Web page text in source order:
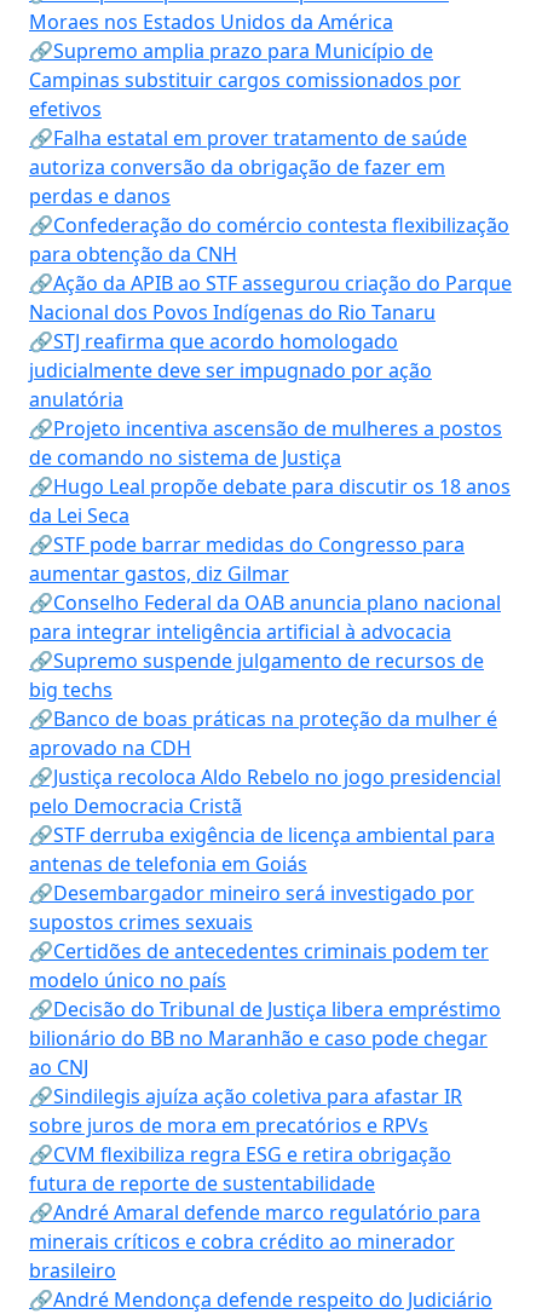
Moraes nos Estados Unidos da América
🔗Supremo amplia prazo para Município de
Campinas substituir cargos comissionados por
efetivos
🔗Falha estatal em prover tratamento de saúde
autoriza conversão da obrigação de fazer em
perdas e danos
🔗Confederação do comércio contesta flexibilização
para obtenção da CNH
🔗Ação da APIB ao STF assegurou criação do Parque
Nacional dos Povos Indígenas do Rio Tanaru
🔗STJ reafirma que acordo homologado
judicialmente deve ser impugnado por ação
anulatória
🔗Projeto incentiva ascensão de mulheres a postos
de comando no sistema de Justiça
🔗Hugo Leal propõe debate para discutir os 18 anos
da Lei Seca
🔗STF pode barrar medidas do Congresso para
aumentar gastos, diz Gilmar
🔗Conselho Federal da OAB anuncia plano nacional
para integrar inteligência artificial à advocacia
🔗Supremo suspende julgamento de recursos de
big techs
🔗Banco de boas práticas na proteção da mulher é
aprovado na CDH
🔗Justiça recoloca Aldo Rebelo no jogo presidencial
pelo Democracia Cristã
🔗STF derruba exigência de licença ambiental para
antenas de telefonia em Goiás
🔗Desembargador mineiro será investigado por
supostos crimes sexuais
🔗Certidões de antecedentes criminais podem ter
modelo único no país
🔗Decisão do Tribunal de Justiça libera empréstimo
bilionário do BB no Maranhão e caso pode chegar
ao CNJ
🔗Sindilegis ajuíza ação coletiva para afastar IR
sobre juros de mora em precatórios e RPVs
🔗CVM flexibiliza regra ESG e retira obrigação
futura de reporte de sustentabilidade
🔗André Amaral defende marco regulatório para
minerais críticos e cobra crédito ao minerador
brasileiro
🔗André Mendonça defende respeito do Judiciário